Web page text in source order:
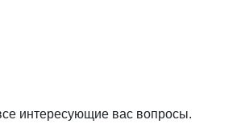
интересующие вас вопросы.